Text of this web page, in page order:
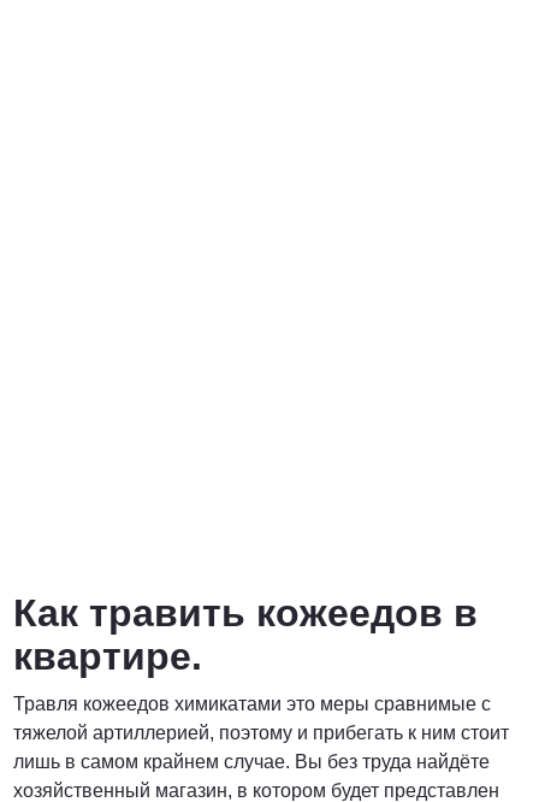
Как травить кожеедов в
квартире.
Травля кожеедов химикатами это меры сравнимые с
тяжелой артиллерией, поэтому и прибегать к ним стоит
лишь в самом крайнем случае. Вы без труда найдёте
хозяйственный магазин, в котором будет представлен